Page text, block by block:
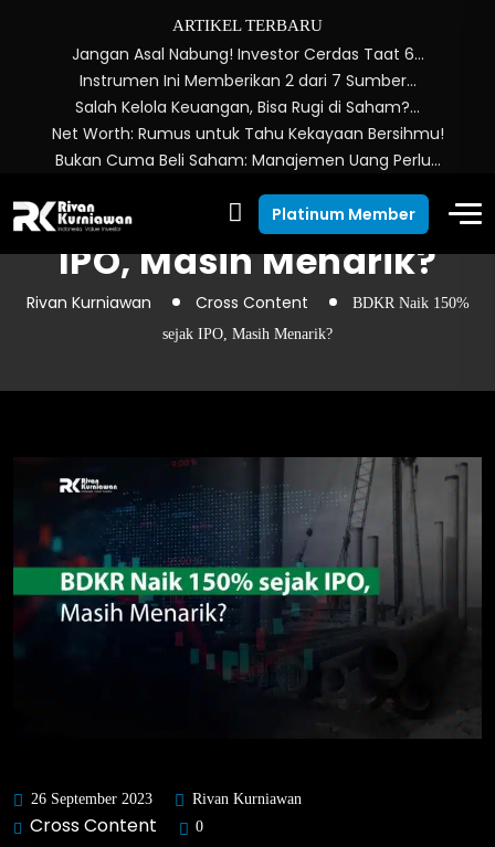
ARTIKEL TERBARU
Jangan Asal Nabung! Investor Cerdas Taat 6…
Instrumen Ini Memberikan 2 dari 7 Sumber…
Salah Kelola Keuangan, Bisa Rugi di Saham?…
Net Worth: Rumus untuk Tahu Kekayaan Bersihmu!
Bukan Cuma Beli Saham: Manajemen Uang Perlu…
Platinum Member
BDKR Naik 150% sejak
IPO, Masih Menarik?
Rivan Kurniawan Cross Content
BDKR Naik 150%
sejak IPO, Masih Menarik?
26 September 2023 Rivan Kurniawan
Cross Content 0